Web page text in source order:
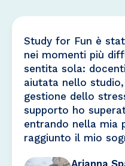
Study for Fun è
nei momenti più
sentita sola:
aiutata nello
gestione dello
supporto ho
entrando nella mia
raggiunto il mio